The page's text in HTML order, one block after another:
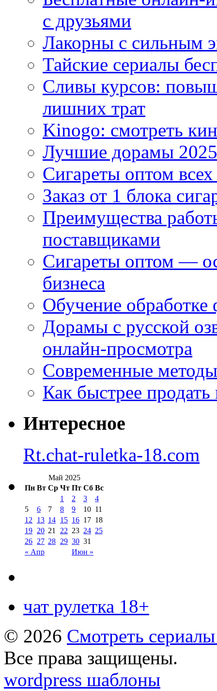
с друзьями
Лакорны с сильным
Тайские сериалы
Сливы курсов:
лишних трат
Kinogo: смотреть
Лучшие дорамы
Сигареты оптом
Заказ от 1 блока
Преимущества
поставщиками
Сигареты оптом —
бизнеса
Обучение
Дорамы с русской
онлайн-просмотра
Современные
Как быстрее
Интересное
Rt.chat-ruletka-18.com
Май 2025
Пн Вт Ср Чт Пт Сб Вс
« Апр Июн »
1 2 3
4
5
6 7 8 9 10 11
12
13 14 15 16 17 18
19 20 21 22 23 24 25
26 27 28 29 30 31
чат рулетка 18+
© 2026 Смотреть
Все права защищены.
wordpress шаблоны